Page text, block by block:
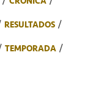
RESULTADOS
TEMPORADA